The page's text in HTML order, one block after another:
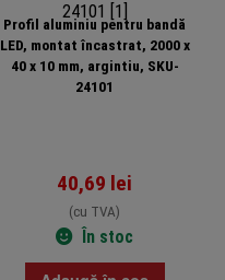
Profil aluminiu pentru bandă
LED, montat încastrat, 2000 x
40 x 10 mm, argintiu, SKU-
24101
40,69 lei
(cu TVA)
În stoc